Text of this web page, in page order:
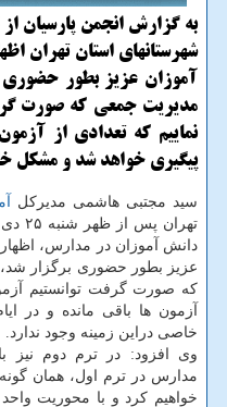
به گزارش انجمن پارسیان
شهرستانهای استان تهران
آموزان عزیز بطور حضوری
مدیریت جمعی که صورت
نماییم که تعدادی از
پیگیری خواهد شد و مشکل
سید مجتبی هاشمی مدیرکل
دانش آموزان در مدارس،
عزیز بطور حضوری برگزار
که صورت گرفت توانستیم
آزمون ها باقی مانده و در
خاصی دراین زمینه وجود ندارد.
وی افزود: در ترم دوم نیز
مدارس در ترم اول، همان
خواهیم کرد و با محوریت واحد